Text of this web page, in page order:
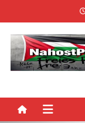
to
content